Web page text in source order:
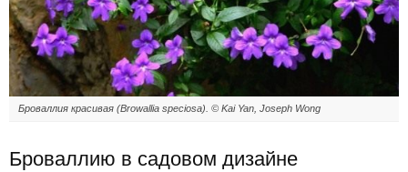
Броваллия красивая (Browallia speciosa). © Kai Yan, Joseph Wong
Броваллию в садовом дизайне